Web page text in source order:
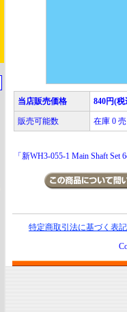
当店販売価格 840円(税
販売可能数 在庫 0
「新WH3-055-1 Main Shaft
特定商取引法に基づく表記